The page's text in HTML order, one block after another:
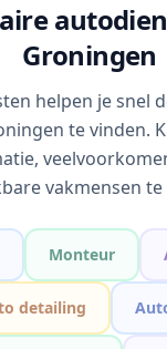
Groningen
helpen je snel
te vinden.
vakmensen
Monteur
detailing